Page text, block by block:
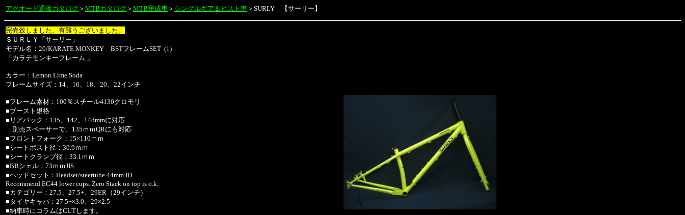
アクオード通販カタログ ＞ MTBカタログ ＞ MTB完成車 ＞ シングルギア＆ピスト車 ＞ SURLY 【サーリー】
完売致しました。有難うございました。
ＳＵＲＬＹ「サーリー」
モデル名：20/KARATE MONKEY BSTフレームSET (1)
「カラテモンキーフレーム 」
カラー：Lemon Lime Soda
フレームサイズ：14、16、18、20、22インチ
■フレーム素材：100％スチール4130クロモリ
■ブースト規格
■リアバック：135、142、148mmに対応
別売スペーサーで、135ｍｍQRにも対応
■フロントフォーク：15×110ｍｍ
■シートポスト径：30.9ｍｍ
■シートクランプ径：33.1ｍｍ
■BBシェル：73ｍｍJIS
■ヘッドセット：Headset/steertube 44mm ID.
Recommend EC44 lower cups. Zero Stack on top is o.k.
■カテゴリー：27.5、27.5+、29ER（29インチ）
■タイヤキャパ：27.5+×3.0、29×2.5
■納車時にコラムはCUTします。